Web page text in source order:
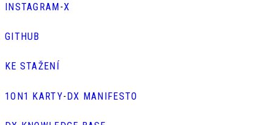
INSTAGRAM-X
GITHUB
KE STAŽENÍ
1ON1 KARTY-DX MANIFESTO